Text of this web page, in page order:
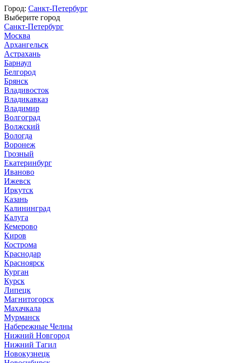
Город: Санкт-Петербург
Выберите город
Санкт-Петербург
Москва
Архангельск
Астрахань
Барнаул
Белгород
Брянск
Владивосток
Владикавказ
Владимир
Волгоград
Волжский
Вологда
Воронеж
Грозный
Екатеринбург
Иваново
Ижевск
Иркутск
Казань
Калининград
Калуга
Кемерово
Киров
Кострома
Краснодар
Красноярск
Курган
Курск
Липецк
Магнитогорск
Махачкала
Мурманск
Набережные Челны
Нижний Новгород
Нижний Тагил
Новокузнецк